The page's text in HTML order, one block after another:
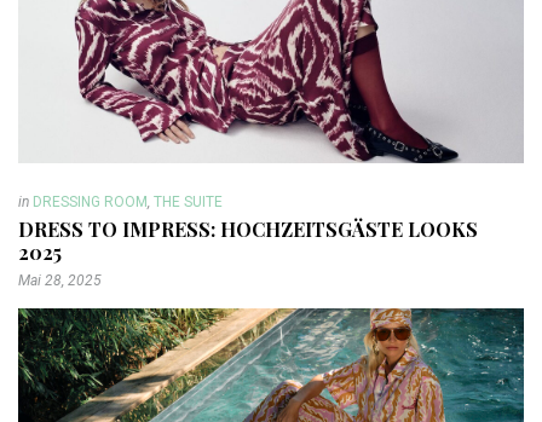
in DRESSING ROOM THE SUITE
DRESS TO IMPRESS: HOCHZEITSGÄSTE LOOKS
2025
Mai 28, 2025